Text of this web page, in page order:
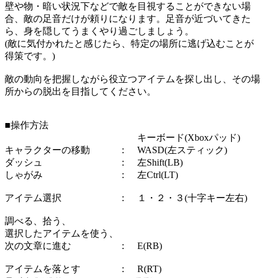
壁や物・暗い状況下などで敵を目視することができない場
合、敵の足音だけが頼りになります。足音が近づいてきた
ら、身を隠してうまくやり過ごしましょう。
(敵に気付かれたと感じたら、特定の場所に逃げ込むことが
得策です。)
敵の動向を把握しながら役立つアイテムを探し出し、その場
所からの脱出を目指してください。
■操作方法
キーボード(Xboxパッド)
キャラクターの移動 ： WASD(左スティック)
ダッシュ ： 左Shift(LB)
しゃがみ ： 左Ctrl(LT)
アイテム選択 ： １・２・３(十字キー左右)
調べる、拾う、
選択したアイテムを使う、
次の文章に進む ： E(RB)
アイテムを落とす ： R(RT)